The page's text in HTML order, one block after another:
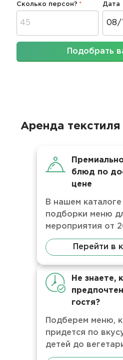
Сколько персон? Дата
Подобрать
Аренда
блюд по
цене
В нашем
подборки меню
мероприятия от
Перейти в
Не знаете,
гостя?
Подберем меню,
придется по
детей до